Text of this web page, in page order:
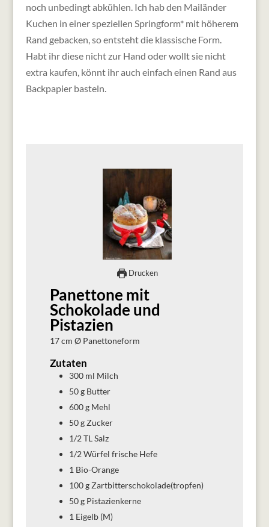
noch unbedingt abkühlen. Ich hab den Mailänder
Kuchen in einer speziellen Springform* mit höherem
Rand gebacken, so entsteht die klassische Form.
Habt ihr diese nicht zur Hand oder wollt sie nicht
extra kaufen, könnt ihr auch einfach einen Rand aus
Backpapier basteln.
Drucken
Panettone mit
Schokolade und
Pistazien
17 cm Ø Panettoneform
Zutaten
300 ml Milch
50 g Butter
600 g Mehl
50 g Zucker
1/2 TL Salz
1/2 Würfel frische Hefe
1 Bio-Orange
100 g Zartbitterschokolade(tropfen)
50 g Pistazienkerne
1 Eigelb (M)